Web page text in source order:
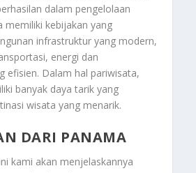
dalam pengelolaan
memiliki kebijakan yang
infrastruktur yang modern,
energi dan
efisien. Dalam hal pariwisata,
banyak daya tarik yang
wisata yang menarik.
DARI PANAMA
kami akan menjelaskannya